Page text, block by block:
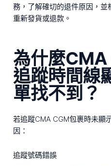
務，了解確切的退件原因，並
重新發貨或退款。
為什麼
追蹤時間線
單找不到？
若追蹤CMA CGM包裹時未顯
因：
追蹤號碼錯誤